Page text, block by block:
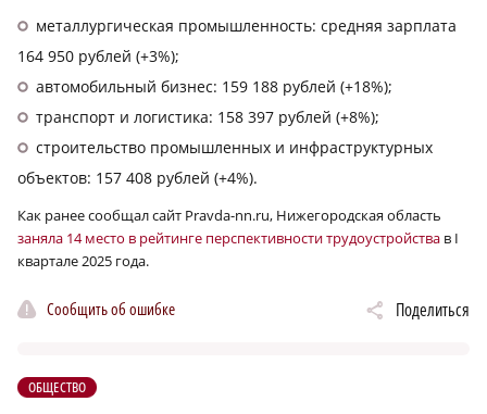
металлургическая промышленность: средняя зарплата
164 950 рублей (+3%);
автомобильный бизнес: 159 188 рублей (+18%);
транспорт и логистика: 158 397 рублей (+8%);
строительство промышленных и инфраструктурных
объектов: 157 408 рублей (+4%).
Как ранее сообщал сайт Pravda-nn.ru, Нижегородская область
заняла 14 место в рейтинге перспективности трудоустройства в I
квартале 2025 года.
Сообщить об ошибке Поделиться
ОБЩЕСТВО